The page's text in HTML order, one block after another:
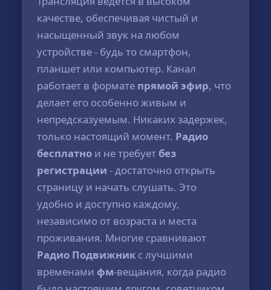
качестве, обеспечивая чистый и
насыщенный звук на любом
устройстве - будь то смартфон,
планшет или компьютер. Канал
работает в формате прямой эфир, что
делает его особенно живым и
непредсказуемым. Никаких задержек,
только настоящий момент. Радио
бесплатно и не требуетбез
регистрации - достаточно открыть
страницу и начать слушать. Это
удобно и доступно каждому,
независимо от возраста и места
проживания. Многие сравнивают
Радио Подвижник с лучшими
временами фм-вещания, когда радио